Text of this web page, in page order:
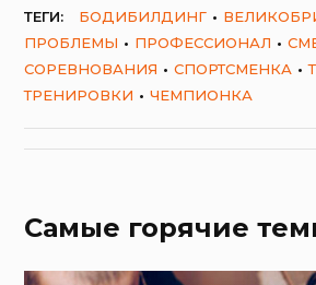
ТЕГИ:
БОДИБИЛДИНГ
ПРОБЛЕМЫ
ПРОФЕССИОНАЛ
СОРЕВНОВАНИЯ
СПОРТСМЕНКА
ТРЕНИРОВКИ
ЧЕМПИОНКА
Самые горячие